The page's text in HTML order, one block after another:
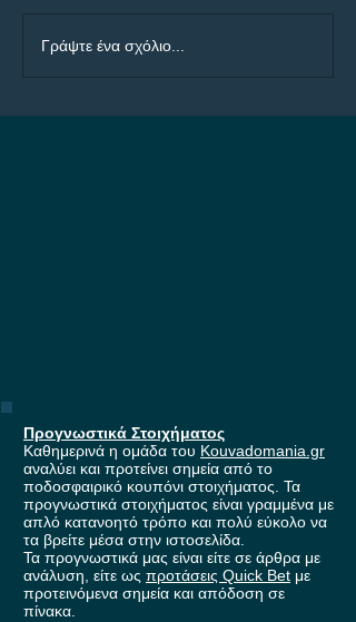
ΠΑΟΚ - Άντερλεχτ Bet
Γράψτε ένα σχόλιο...
Προγνωστικά Στοιχήματος
Καθημερινά η ομάδα του Kouvadomania.gr
αναλύει και προτείνει σημεία από το
ποδοσφαιρικό κουπόνι στοιχήματος. Τα
προγνωστικά στοιχήματος είναι γραμμένα με
απλό κατανοητό τρόπο και πολύ εύκολο να
τα βρείτε μέσα στην ιστοσελίδα.
Τα προγνωστικά μας είναι είτε σε άρθρα με
ανάλυση, είτε ως προτάσεις Quick Bet με
προτεινόμενα σημεία και απόδοση σε
πίνακα.